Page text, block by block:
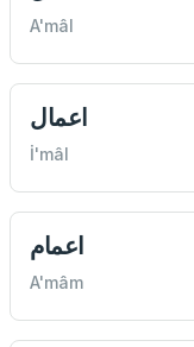
A'mâl
اعمال
İ'mâl
اعمام
A'mâm